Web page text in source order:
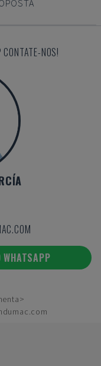
NOS!
WHATSAPP